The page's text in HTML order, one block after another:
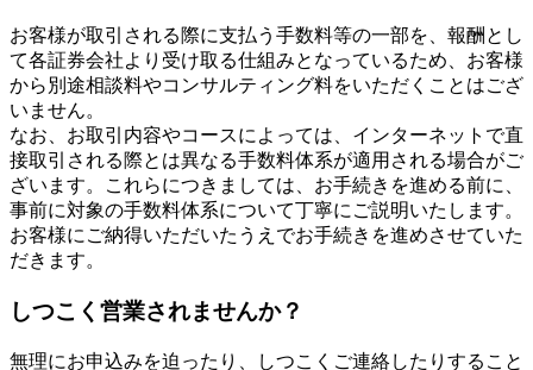
お客様が取引される際に支払う手数料等の一部を、報酬とし
て各証券会社より受け取る仕組みとなっているため、お客様
から別途相談料やコンサルティング料をいただくことはござ
いません。
なお、お取引内容やコースによっては、インターネットで直
接取引される際とは異なる手数料体系が適用される場合がご
ざいます。これらにつきましては、お手続きを進める前に、
事前に対象の手数料体系について丁寧にご説明いたします。
お客様にご納得いただいたうえでお手続きを進めさせていた
だきます。
しつこく営業されませんか？
無理にお申込みを迫ったり、しつこくご連絡したりすること